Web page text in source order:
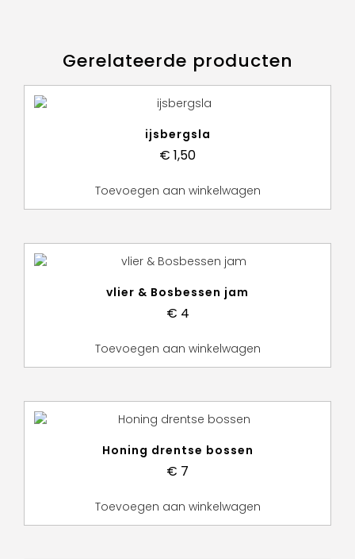
Gerelateerde producten
ijsbergsla
€ 1,50
Toevoegen aan winkelwagen
vlier & Bosbessen jam
€ 4
Toevoegen aan winkelwagen
Honing drentse bossen
€ 7
Toevoegen aan winkelwagen